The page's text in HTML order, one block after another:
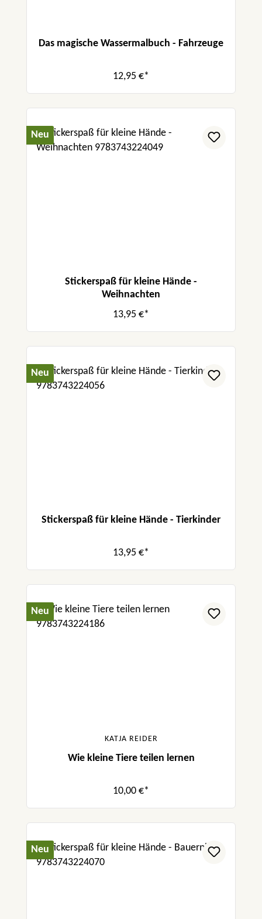
Das magische Wassermalbuch - Fahrzeuge
12,95 €*
Neu
Stickerspaß für kleine Hände -
Weihnachten
13,95 €*
Neu
Stickerspaß für kleine Hände - Tierkinder
13,95 €*
Neu
KATJA REIDER
Wie kleine Tiere teilen lernen
10,00 €*
Neu